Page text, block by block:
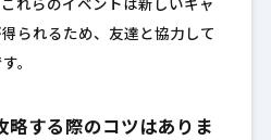
れらのイベントは新しいキャ
られるため、友達と協力して
。
略する際のコツはありま